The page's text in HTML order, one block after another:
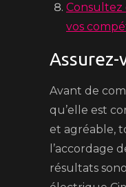
Consultez
vos
Assurez-
Avant de
qu’elle est
et agréable,
l’accordage
résultats